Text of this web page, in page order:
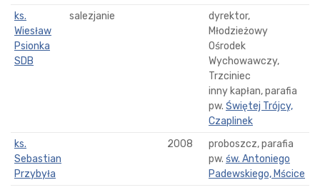
ks.
Wiesław
Psionka
SDB
salezjanie
dyrektor,
Młodzieżowy
Ośrodek
Wychowawczy,
Trzciniec
inny kapłan, parafia
pw. Świętej Trójcy,
Czaplinek
ks.
Sebastian
Przybyła
2008
proboszcz, parafia
pw. św. Antoniego
Padewskiego, Mścice